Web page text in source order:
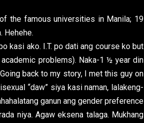
the famous universities in Manila; 19
Hehehe.
kasi ako. I.T. po dati ang course ko but
problems). Naka-1 ½ year din
back to my story, I met this guy on
“daw” siya kasi naman, lalakeng-
ganun ang gender preference
niya. Agaw eksena talaga. Mukhang